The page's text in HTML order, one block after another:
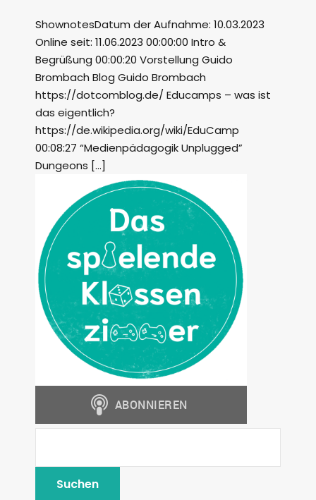
ShownotesDatum der Aufnahme: 10.03.2023
Online seit: 11.06.2023 00:00:00 Intro &
Begrüßung 00:00:20 Vorstellung Guido
Brombach Blog Guido Brombach
https://dotcomblog.de/ Educamps – was ist
das eigentlich?
https://de.wikipedia.org/wiki/EduCamp
00:08:27 “Medienpädagogik Unplugged”
Dungeons […]